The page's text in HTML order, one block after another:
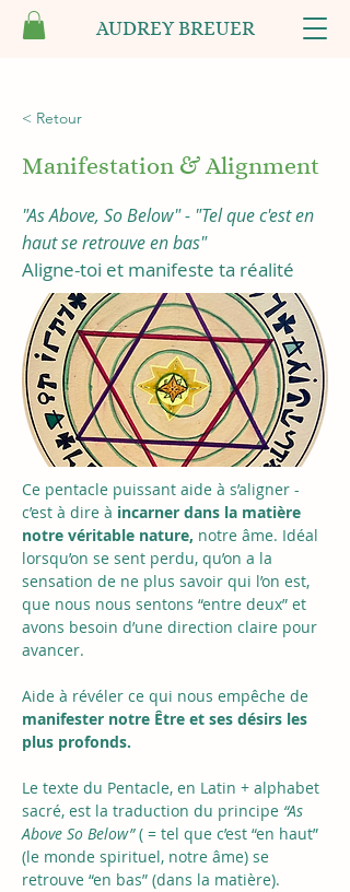
AUDREY BREUER
< Retour
Manifestation & Alignment
"As Above, So Below" - "Tel que c'est en
haut se retrouve en bas"
Aligne-toi et manifeste ta réalité
Ce pentacle puissant aide à s’aligner -
c’est à dire à incarner dans la matière
notre véritable nature, notre âme. Idéal
lorsqu’on se sent perdu, qu’on a la
sensation de ne plus savoir qui l’on est,
que nous nous sentons “entre deux” et
avons besoin d’une direction claire pour
avancer.
Aide à révéler ce qui nous empêche de
manifester notre Être et ses désirs les
plus profonds.
Le texte du Pentacle, en Latin + alphabet
sacré, est la traduction du principe “As
Above So Below” ( = tel que c’est “en haut”
(le monde spirituel, notre âme) se
retrouve “en bas” (dans la matière).